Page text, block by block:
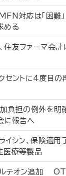
対応は「困難
める
住友ファーマ会
クセントに4度
加負担の例外を
に報告へ
ライシン、保険
医療等製品
テオン追加